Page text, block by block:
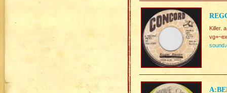
Killer.
sound♪